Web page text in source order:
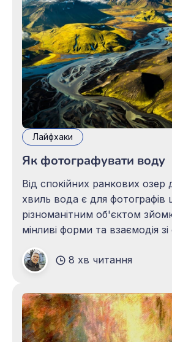
Лайфхаки
Як фотографувати воду
Від спокійних ранкових озер
хвиль вода є для фотографів
різноманітним об'єктом
мінливі форми та взаємодія зі
найбільш захоплюючих і
стихій, а також однією з
навчитися працювати з
8 хв читання